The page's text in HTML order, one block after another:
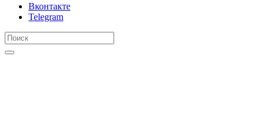
Вконтакте
Telegram